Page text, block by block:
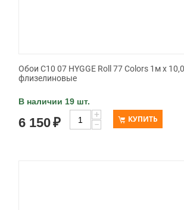
Обои C10 07 HYGGE Roll 77 Colors 1м х
флизелиновые
В наличии 19 шт.
6 150₽
+
−
КУПИТЬ